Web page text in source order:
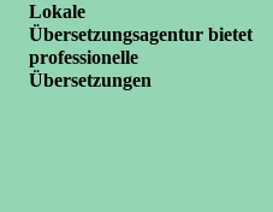
Lokale
Übersetzungsagentur bietet
professionelle
Übersetzungen